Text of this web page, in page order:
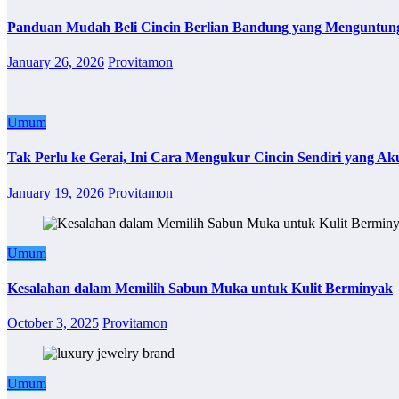
Panduan Mudah Beli Cincin Berlian Bandung yang
January 26, 2026 Provitamon
Umum
Tak Perlu ke Gerai, Ini Cara Mengukur Cincin Sendiri yang
January 19, 2026 Provitamon
Umum
Kesalahan dalam Memilih Sabun Muka untuk Kulit Berminyak
October 3, 2025 Provitamon
Umum